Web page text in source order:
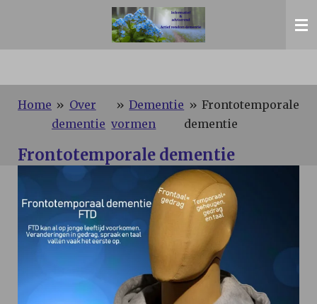
Home » Over
dementie
» Dementie
vormen
» Frontotemporale
dementie
Frontotemporale dementie